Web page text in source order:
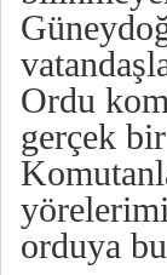
Ordu
gerçek
orduya